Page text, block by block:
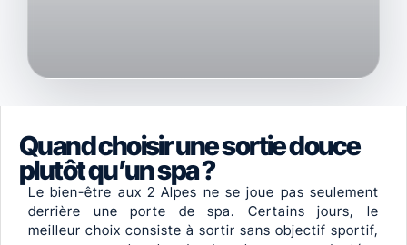
Quand choisir une sortie douce
plutôt qu’un spa ?
Le bien-être aux 2 Alpes ne se joue pas seulement
derrière une porte de spa. Certains jours, le
meilleur choix consiste à sortir sans objectif sportif,